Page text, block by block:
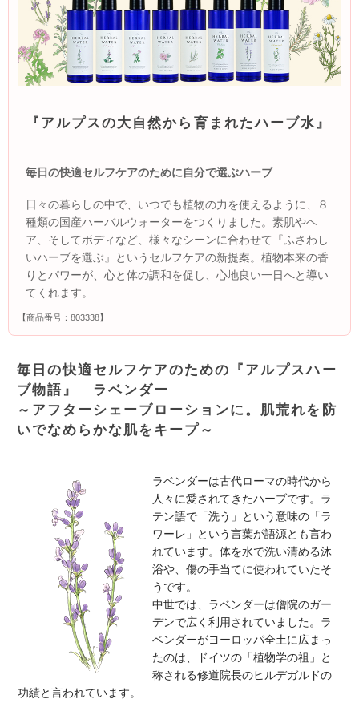
『アルプスの大自然から育まれたハーブ水』
毎日の快適セルフケアのために自分で選ぶハーブ
日々の暮らしの中で、いつでも植物の力を使えるように、８
種類の国産ハーバルウォーターをつくりました。素肌やヘ
ア、そしてボディなど、様々なシーンに合わせて『ふさわし
いハーブを選ぶ』というセルフケアの新提案。植物本来の香
りとパワーが、心と体の調和を促し、心地良い一日へと導い
てくれます。
【商品番号：803338】
毎日の快適セルフケアのための『アルプスハー
ブ物語』 ラベンダー
～アフターシェーブローションに。肌荒れを防
いでなめらかな肌をキープ～
ラベンダーは古代ローマの時代から
人々に愛されてきたハーブです。ラ
テン語で「洗う」という意味の「ラ
ワーレ」という言葉が語源とも言わ
れています。体を水で洗い清める沐
浴や、傷の手当てに使われていたそ
うです。
中世では、ラベンダーは僧院のガー
デンで広く利用されていました。ラ
ベンダーがヨーロッパ全土に広まっ
たのは、ドイツの「植物学の祖」と
称される修道院長のヒルデガルドの
功績と言われています。